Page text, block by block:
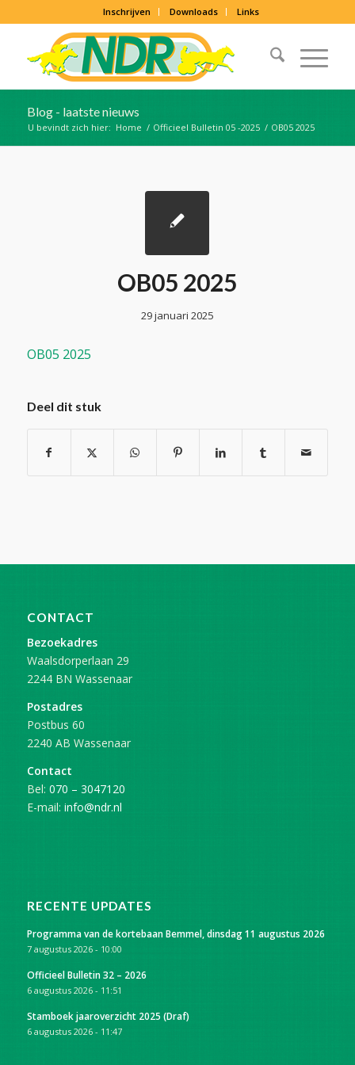
Inschrijven Downloads Links
Blog - laatste nieuws
U bevindt zich hier: Home / Officieel Bulletin 05 -2025 / OB05 2025
OB05 2025
29 januari 2025
OB05 2025
Deel dit stuk
CONTACT
Bezoekadres
Waalsdorperlaan 29
2244 BN Wassenaar
Postadres
Postbus 60
2240 AB Wassenaar
Contact
Bel: 070 – 3047120
E-mail: info@ndr.nl
RECENTE UPDATES
Programma van de kortebaan Bemmel, dinsdag 11 augustus 2026
7 augustus 2026 - 10:00
Officieel Bulletin 32 – 2026
6 augustus 2026 - 11:51
Stamboek jaaroverzicht 2025 (Draf)
6 augustus 2026 - 11:47